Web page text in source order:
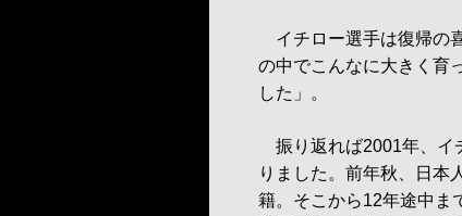
イチロー選手は復帰の
の中でこんなに大きく育
した」。
振り返れば2001年、イ
りました。前年秋、日本
籍。そこから12年途中ま